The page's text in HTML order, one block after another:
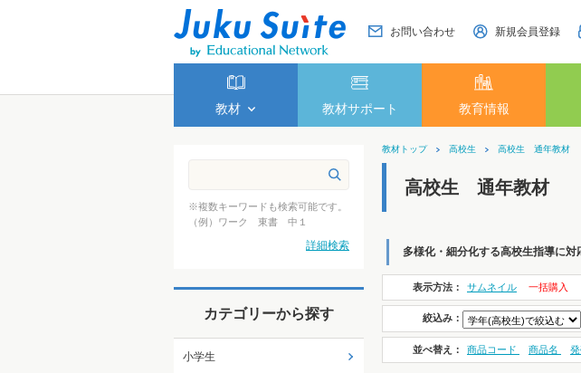
お問い合わせ 新規会員登録
教材 教材サポート 教育情報
教材トップ 高校生 高校生 通年教材
高校生 通年教材
多様化・細分化する高校生指導に対
表示方法： サムネイル 一括購入
絞込み：
並べ替え： 商品コード 商品名 発
※複数キーワードも検索可能です。
（例）ワーク 東書 中１
詳細検索
カテゴリーから探す
小学生